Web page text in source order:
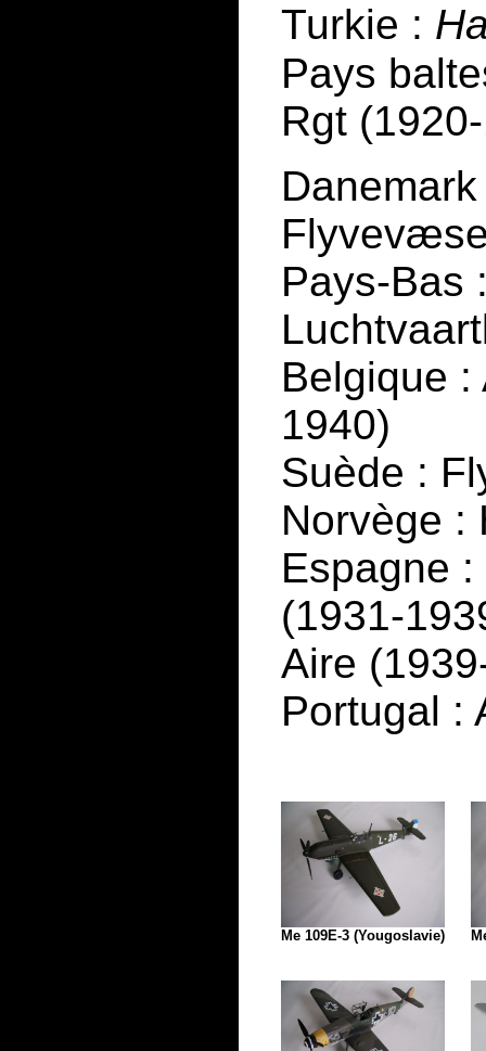
Turkie :
Pays
Rgt
Pays-Bas
Belgique
1940)
Suède :
Norvège :
Espagne
(1931-
Aire
Portugal :
Me 109E-3 (Yougoslavie)